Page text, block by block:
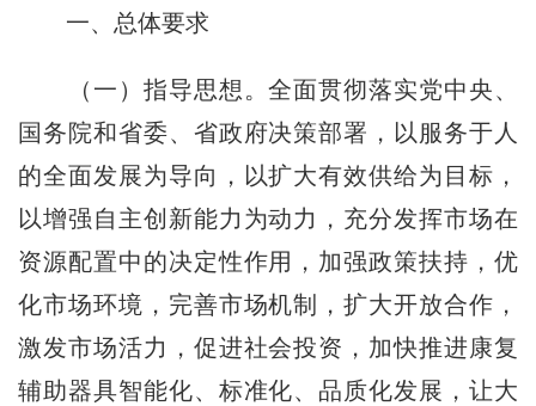
一、总体要求
（一）指导思想。全面贯彻落实党中央、
国务院和省委、省政府决策部署，以服务于人
的全面发展为导向，以扩大有效供给为目标，
以增强自主创新能力为动力，充分发挥市场在
资源配置中的决定性作用，加强政策扶持，优
化市场环境，完善市场机制，扩大开放合作，
激发市场活力，促进社会投资，加快推进康复
辅助器具智能化、标准化、品质化发展，让大